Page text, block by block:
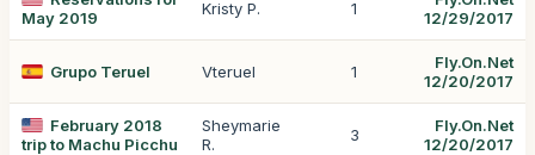
May 2019
Kristy P. 1
12/29/2017
Grupo Teruel Vteruel 1
Fly.On.Net
12/20/2017
February 2018
trip to Machu Picchu
Sheymarie
R.
3
Fly.On.Net
12/20/2017